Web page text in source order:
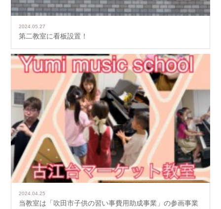
2024.05.27
第二教室に看板設置！
2024.04.25
当教室は「吹田市子供の習い事費用助成事業」の参画事業